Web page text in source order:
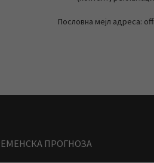
Пословна мејл адреса:
ПРОГНОЗА